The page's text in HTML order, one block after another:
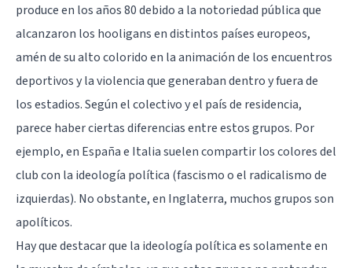
produce en los años 80 debido a la notoriedad pública que
alcanzaron los hooligans en distintos países europeos,
amén de su alto colorido en la animación de los encuentros
deportivos y la violencia que generaban dentro y fuera de
los estadios. Según el colectivo y el país de residencia,
parece haber ciertas diferencias entre estos grupos. Por
ejemplo, en España e Italia suelen compartir los colores del
club con la ideología política (fascismo o el radicalismo de
izquierdas). No obstante, en Inglaterra, muchos grupos son
apolíticos.
Hay que destacar que la ideología política es solamente en